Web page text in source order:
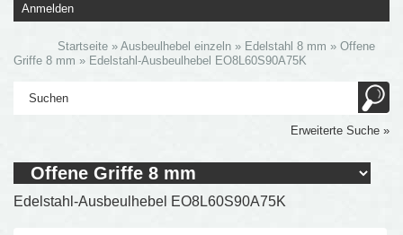
Anmelden
Startseite »Ausbeulhebel einzeln » Edelstahl 8 mm »Offene
Griffe 8 mm » Edelstahl-Ausbeulhebel EO8L60S90A75K
Erweiterte Suche »
Edelstahl-Ausbeulhebel EO8L60S90A75K